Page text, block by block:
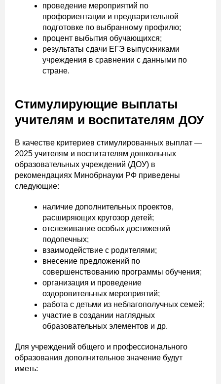
проведение мероприятий по
профориентации и предварительной
подготовке по выбранному профилю;
процент выбытия обучающихся;
результаты сдачи ЕГЭ выпускниками
учреждения в сравнении с данными по
стране.
Стимулирующие выплаты
учителям и воспитателям ДОУ
В качестве критериев стимулированных выплат —
2025 учителям и воспитателям дошкольных
образовательных учреждений (ДОУ) в
рекомендациях Минобрнауки РФ приведены
следующие:
наличие дополнительных проектов,
расширяющих кругозор детей;
отслеживание особых достижений
подопечных;
взаимодействие с родителями;
внесение предложений по
совершенствованию программы обучения;
организация и проведение
оздоровительных мероприятий;
работа с детьми из неблагополучных семей;
участие в создании наглядных
образовательных элементов и др.
Для учреждений общего и профессионального
образования дополнительное значение будут
иметь: